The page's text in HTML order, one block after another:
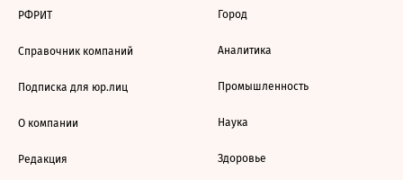
РФРИТ
Справочник компаний
Подписка для юр.лиц
О компании
Редакция
Город
Аналитика
Промышленность
Наука
Здоровье